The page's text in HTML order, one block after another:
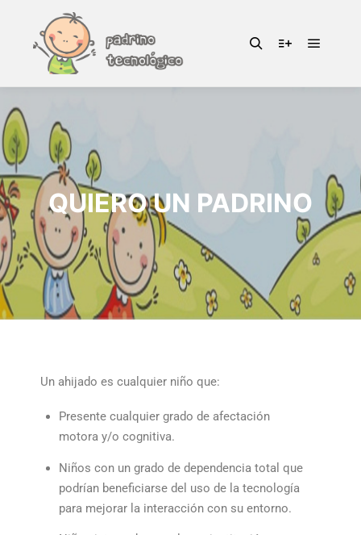
QUIERO UN PADRINO
Un ahijado es cualquier niño que:
Presente cualquier grado de afectación
motora y/o cognitiva.
Niños con un grado de dependencia total que
podrían beneficiarse del uso de la tecnología
para mejorar la interacción con su entorno.